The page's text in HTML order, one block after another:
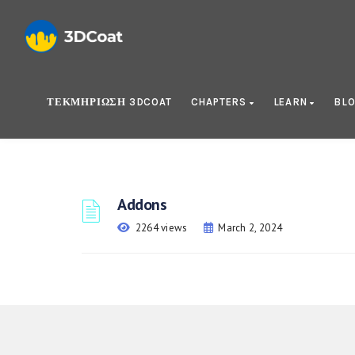
ΤΕΚΜΗΡΊΩΣΗ 3DCOAT CHAPTERS LEARN
Addons
2264 views March 2, 2024